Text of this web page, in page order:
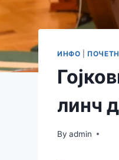
ИНФО
линч
By admin